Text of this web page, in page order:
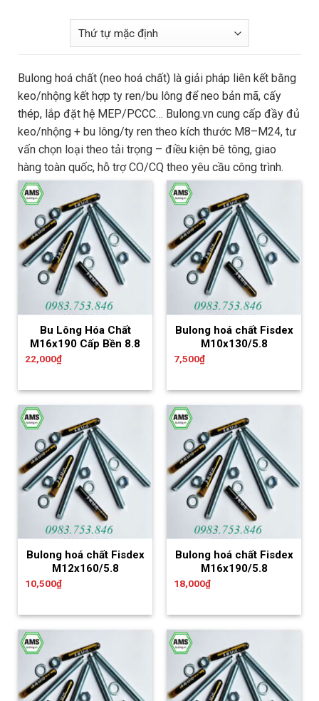
Bulong hoá chất (neo hoá chất) là giải pháp liên kết bằng
keo/nhộng kết hợp ty ren/bu lông để neo bản mã, cấy
thép, lắp đặt hệ MEP/PCCC… Bulong.vn cung cấp đầy đủ
keo/nhộng + bu lông/ty ren theo kích thước M8–M24, tư
vấn chọn loại theo tải trọng – điều kiện bê tông, giao
hàng toàn quốc, hỗ trợ CO/CQ theo yêu cầu công trình.
Bu Lông Hóa Chất
M16x190 Cấp Bền 8.8
22,000₫
Bulong hoá chất Fisdex
M10x130/5.8
7,500₫
Bulong hoá chất Fisdex
M12x160/5.8
10,500₫
Bulong hoá chất Fisdex
M16x190/5.8
18,000₫